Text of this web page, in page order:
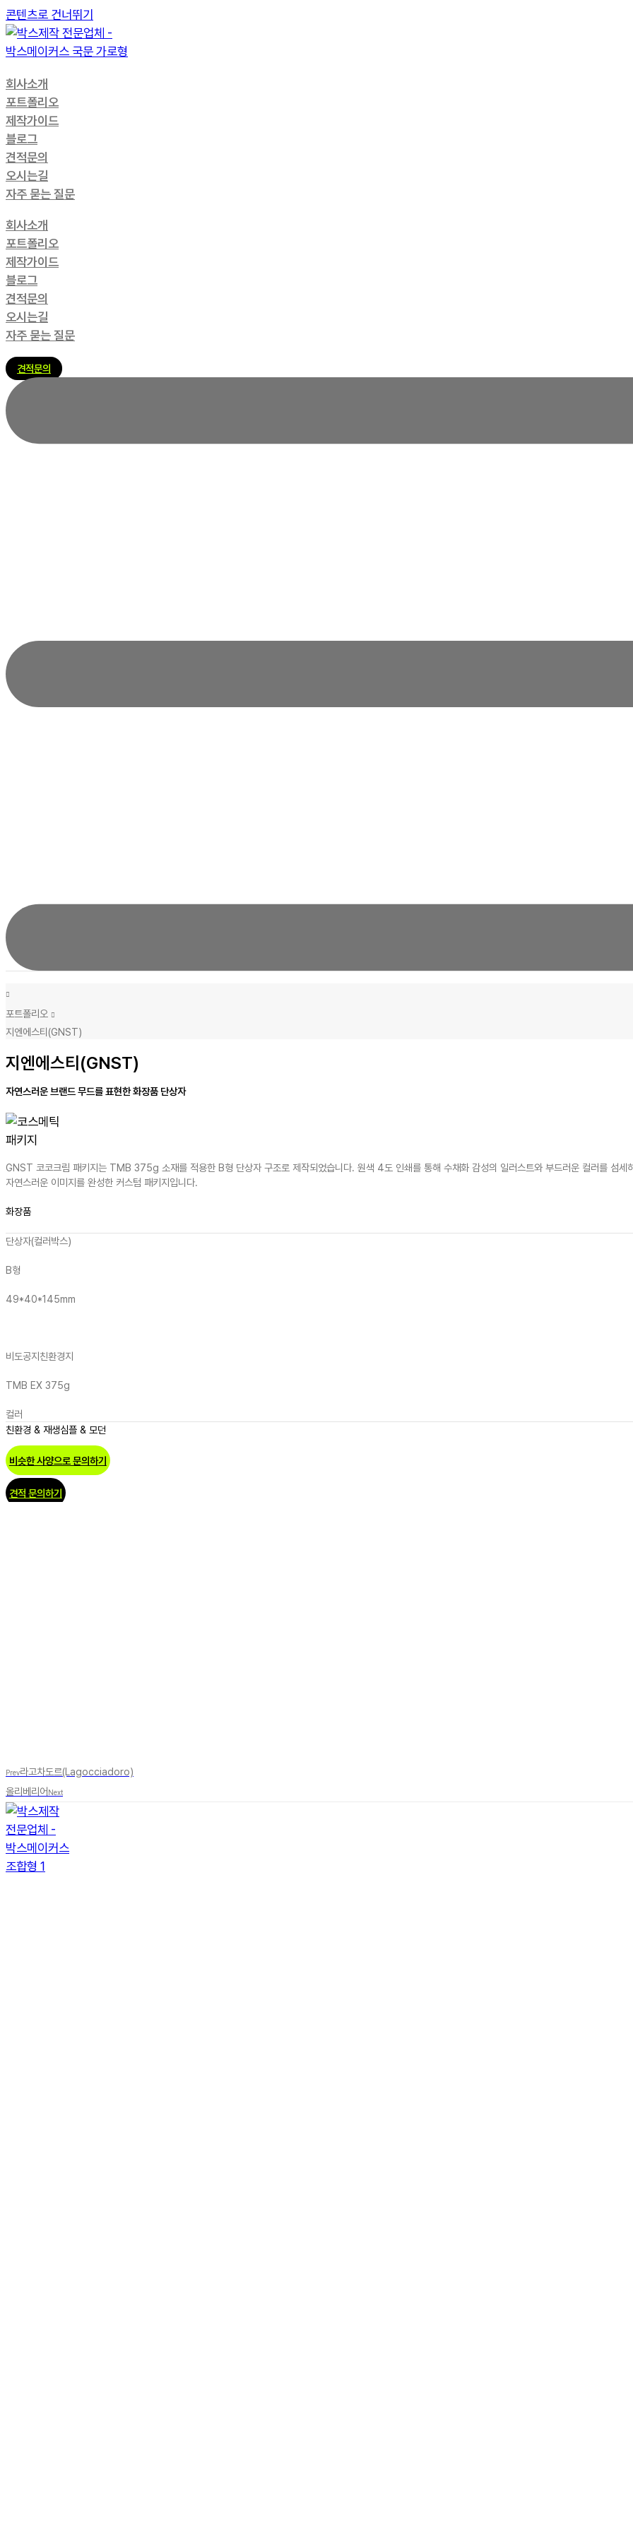
콘텐츠로 건너뛰기
회사소개
포트폴리오
제작가이드
블로그
견적문의
오시는길
자주 묻는 질문
회사소개
포트폴리오
제작가이드
블로그
견적문의
오시는길
자주 묻는 질문
견적문의
포트폴리오
지엔에스티(GNST)
지엔에스티(GNST)
자연스러운 브랜드 무드를 표현한 화장품 단상자
GNST 코코크림 패키지는 TMB 375g 소재를 적용한 B형 단상자 구조로 제작되었습니다. 원색 4도 인쇄를 통해 수채화 감성의 일러스트와 부드러운 컬러를 섬세
자연스러운 이미지를 완성한 커스텀 패키지입니다.
화장품
단상자(컬러박스)
B형
49*40*145mm
비도공지친환경지
TMB EX 375g
컬러
친환경 & 재생심플 & 모던
비슷한 사양으로 문의하기
견적 문의하기
Prev라고차도르(Lagocciadoro)
올리베리어 Next